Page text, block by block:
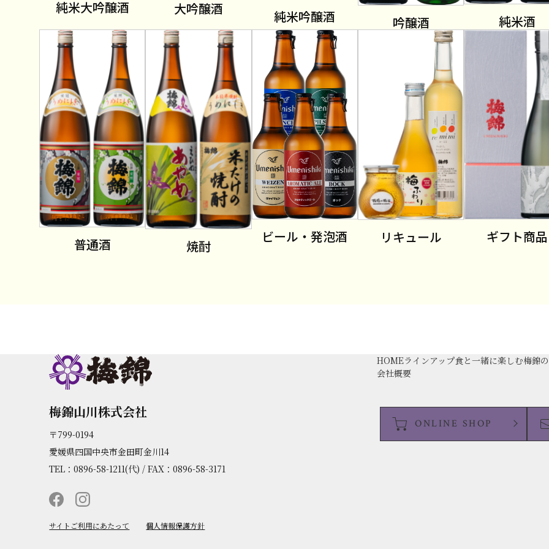
純米大吟醸酒 大吟醸酒 純米吟醸酒 吟醸酒 純米酒
普通酒 焼酎
ビール・発泡酒 リキュール ギフト商品
梅錦山川株式会社
〒799-0194
愛媛県四国中央市金田町金川14
TEL：0896-58-1211(代) / FAX：0896-58-3171
サイトご利用にあたって 個人情報保護方針
HOMEラインアップ食と一緒に楽しむ梅錦
会社概要
ONLINE SHOP